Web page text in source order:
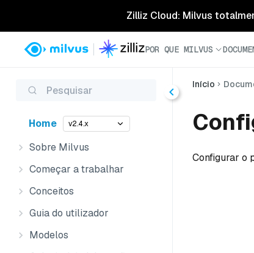
Zilliz Cloud: Milvus
POR QUE MILVUS
Pesquisar
Home v2.4.x
Sobre Milvus
Começar a trabalhar
Conceitos
Guia do utilizador
Modelos
Início
Configurar o